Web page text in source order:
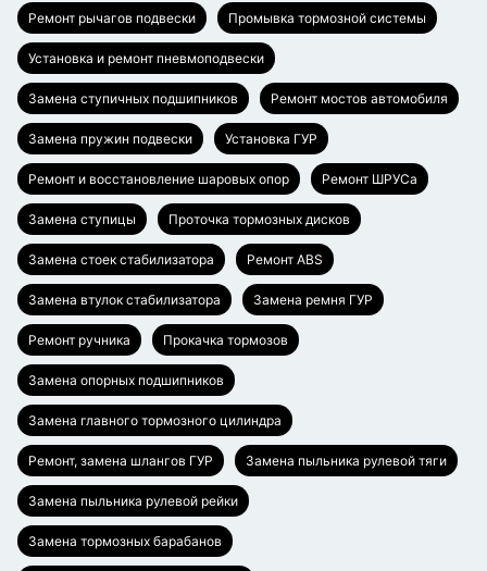
Ремонт рычагов подвески Промывка тормозной системы
Установка и ремонт пневмоподвески
Замена ступичных подшипников Ремонт мостов автомобиля
Замена пружин подвески Установка ГУР
Ремонт и восстановление шаровых опор Ремонт ШРУСа
Замена ступицы Проточка тормозных дисков
Замена стоек стабилизатора Ремонт ABS
Замена втулок стабилизатора Замена ремня ГУР
Ремонт ручника Прокачка тормозов
Замена опорных подшипников
Замена главного тормозного цилиндра
Ремонт, замена шлангов ГУР Замена пыльника рулевой тяги
Замена пыльника рулевой рейки
Замена тормозных барабанов